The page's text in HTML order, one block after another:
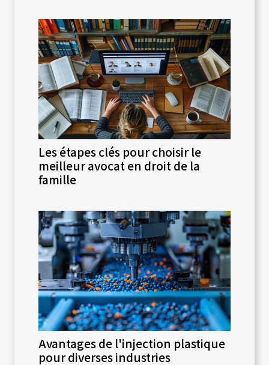
Les étapes clés pour choisir le
meilleur avocat en droit de la
famille
Avantages de l'injection plastique
pour diverses industries